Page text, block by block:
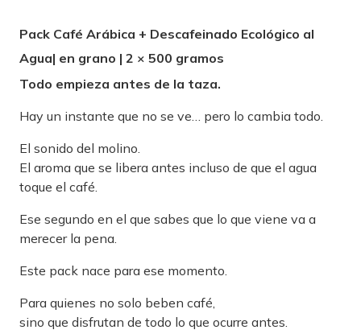
Pack Café Arábica + Descafeinado Ecológico al
Agua| en grano | 2 × 500 gramos
Todo empieza antes de la taza.
Hay un instante que no se ve… pero lo cambia todo.
El sonido del molino.
El aroma que se libera antes incluso de que el agua
toque el café.
Ese segundo en el que sabes que lo que viene va a
merecer la pena.
Este pack nace para ese momento.
Para quienes no solo beben café,
sino que disfrutan de todo lo que ocurre antes.